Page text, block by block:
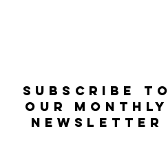
SUBSCRIBE TO
OUR MONTHLY
NEWSLETTER